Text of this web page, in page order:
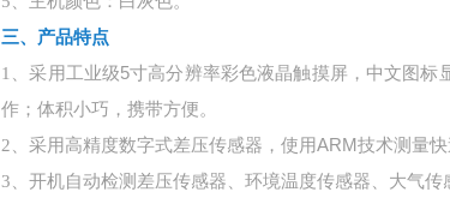
三、产品特点
1、采用工业级5寸高分辨率彩色液晶触摸屏，中文图
作；体积小巧，携带方便。
2、采用高精度数字式差压传感器，使用ARM技术测量快
3、开机自动检测差压传感器、环境温度传感器、大气传